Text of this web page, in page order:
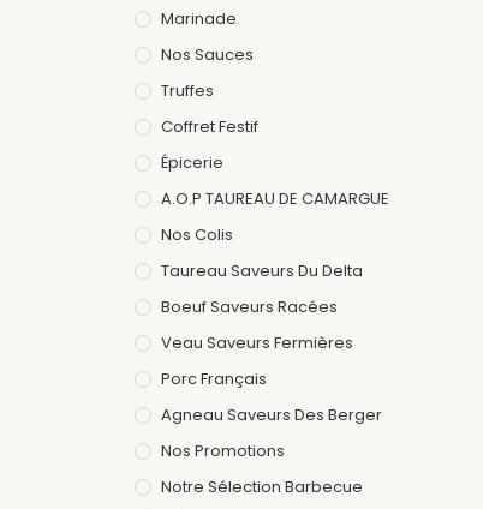
Marinade
Nos Sauces
Truffes
Coffret Festif
Épicerie
A.O.P TAUREAU DE CAMARGUE
Nos Colis
Taureau Saveurs Du Delta
Boeuf Saveurs Racées
Veau Saveurs Fermières
Porc Français
Agneau Saveurs Des Berger
Nos Promotions
Notre Sélection Barbecue